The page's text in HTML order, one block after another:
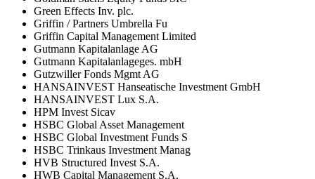
Green Effects Inv. plc.
Griffin / Partners Umbrella Fu
Griffin Capital Management Limited
Gutmann Kapitalanlage AG
Gutmann Kapitalanlageges. mbH
Gutzwiller Fonds Mgmt AG
HANSAINVEST Hanseatische Investment GmbH
HANSAINVEST Lux S.A.
HPM Invest Sicav
HSBC Global Asset Management
HSBC Global Investment Funds S
HSBC Trinkaus Investment Manag
HVB Structured Invest S.A.
HWB Capital Management S.A.